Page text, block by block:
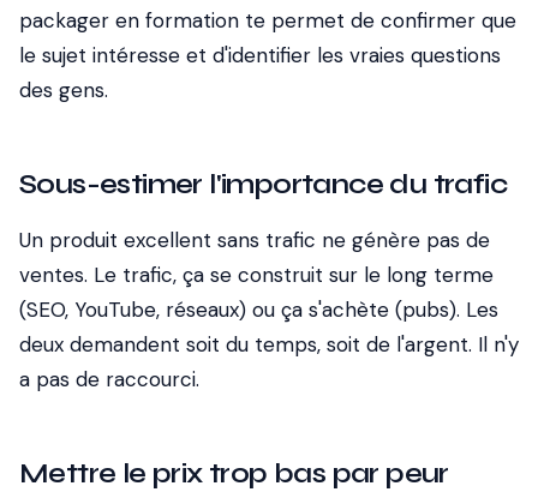
packager en formation te permet de confirmer que
le sujet intéresse et d'identifier les vraies questions
des gens.
Sous-estimer l'importance du trafic
Un produit excellent sans trafic ne génère pas de
ventes. Le trafic, ça se construit sur le long terme
(SEO, YouTube, réseaux) ou ça s'achète (pubs). Les
deux demandent soit du temps, soit de l'argent. Il n'y
a pas de raccourci.
Mettre le prix trop bas par peur